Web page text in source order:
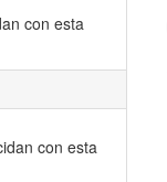
con esta
con esta